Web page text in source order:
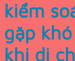
kiểm
gặp
khi di